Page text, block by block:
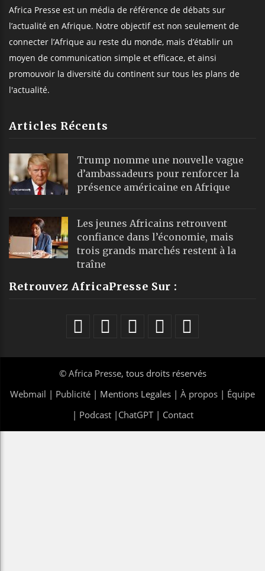
Africa Presse est un média de référence de débats sur
l’actualité en Afrique. Notre objectif est non seulement de
connecter l’Afrique au reste du monde, mais d’établir un
moyen de communication simple et efficace, et ainsi
promouvoir la diversité du continent sur tous les plans de
l'actualité.
Articles Récents
Trump nomme une nouvelle vague
d’ambassadeurs pour renforcer la
présence américaine en Afrique
Les jeunes Africains retrouvent
confiance dans l’économie, mais
trois grands marchés restent à la
traîne
Retrouvez AfricaPresse Sur :
© Africa Presse, tous droits réservés
Webmail | Publicité | Mentions Legales | À propos | Équipe
| Podcast| ChatGPT| Contact